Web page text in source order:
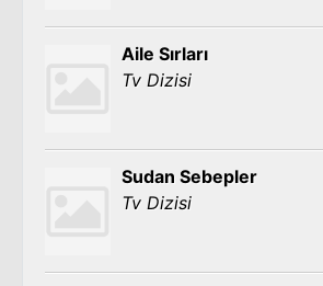
Aile Sırları
Tv Dizisi
Sudan Sebepler
Tv Dizisi